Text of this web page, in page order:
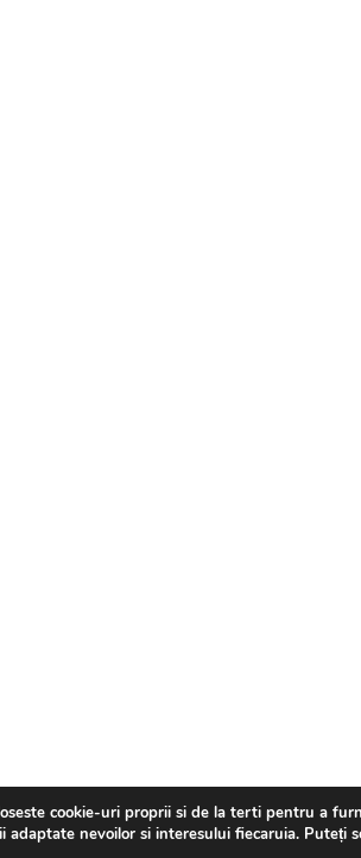
cookie-uri proprii si de la terti pentru a
adaptate nevoilor si interesului fiecaruia. Puteți